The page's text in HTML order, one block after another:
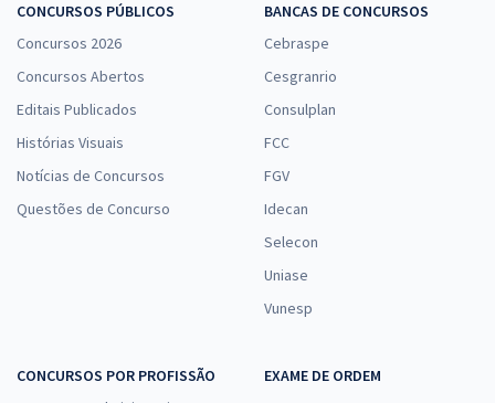
Economize R$ 119,98 (-20%)
Legislativo
à vista
R$27,99
Economize R$ 83,96 (-20%)
Comprar
CONCURSOS PÚBLICOS
Concursos 2026
Concursos Abertos
Editais Publicados
Histórias Visuais
Notícias de Concursos
Questões de Concurso
BANCAS DE CONCURSOS
Cebraspe
Cesgranrio
Consulplan
FCC
FGV
Idecan
Selecon
Uniase
Vunesp
CONCURSOS POR PROFISSÃO
EXAME DE ORDEM